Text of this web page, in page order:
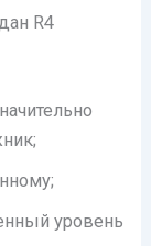
R4
уровень